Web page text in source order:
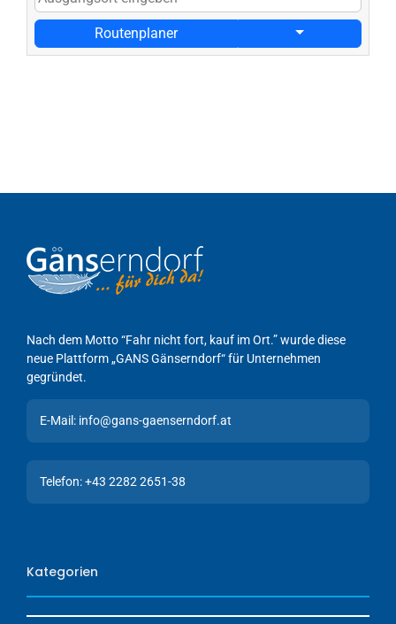
Routenplaner
Nach dem Motto “Fahr nicht fort, kauf im Ort.” wurde diese
neue Plattform „GANS Gänserndorf“ für Unternehmen
gegründet.
E-Mail: info@gans-gaenserndorf.at
Telefon: +43 2282 2651-38
Kategorien